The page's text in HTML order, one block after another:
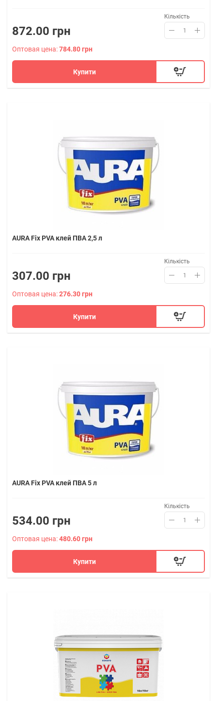
872.00 грн
Кількість
Оптовая цена:784.80 грн
Купити
AURA Fix PVA клей ПВА 2,5 л
307.00 грн
Кількість
Оптовая цена:276.30 грн
Купити
AURA Fix PVA клей ПВА 5 л
534.00 грн
Кількість
Оптовая цена:480.60 грн
Купити